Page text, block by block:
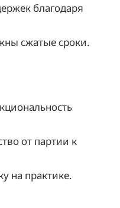
благодаря
сжатые сроки.
от партии к
на практике.